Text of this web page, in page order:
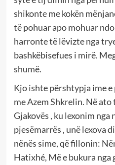
shikonte me kokën
të pohuar apo mohuar
harronte të lëvizte nga
bashkëbisefues i mirë.
shumë.
Kjo ishte përshtypja ime
me Azem Shkrelin. Në
Gjakovës , ku lexonim nga
pjesëmarrës , unë lexova
nënës sime, që fillonin:
Hatixhé, Më e bukura